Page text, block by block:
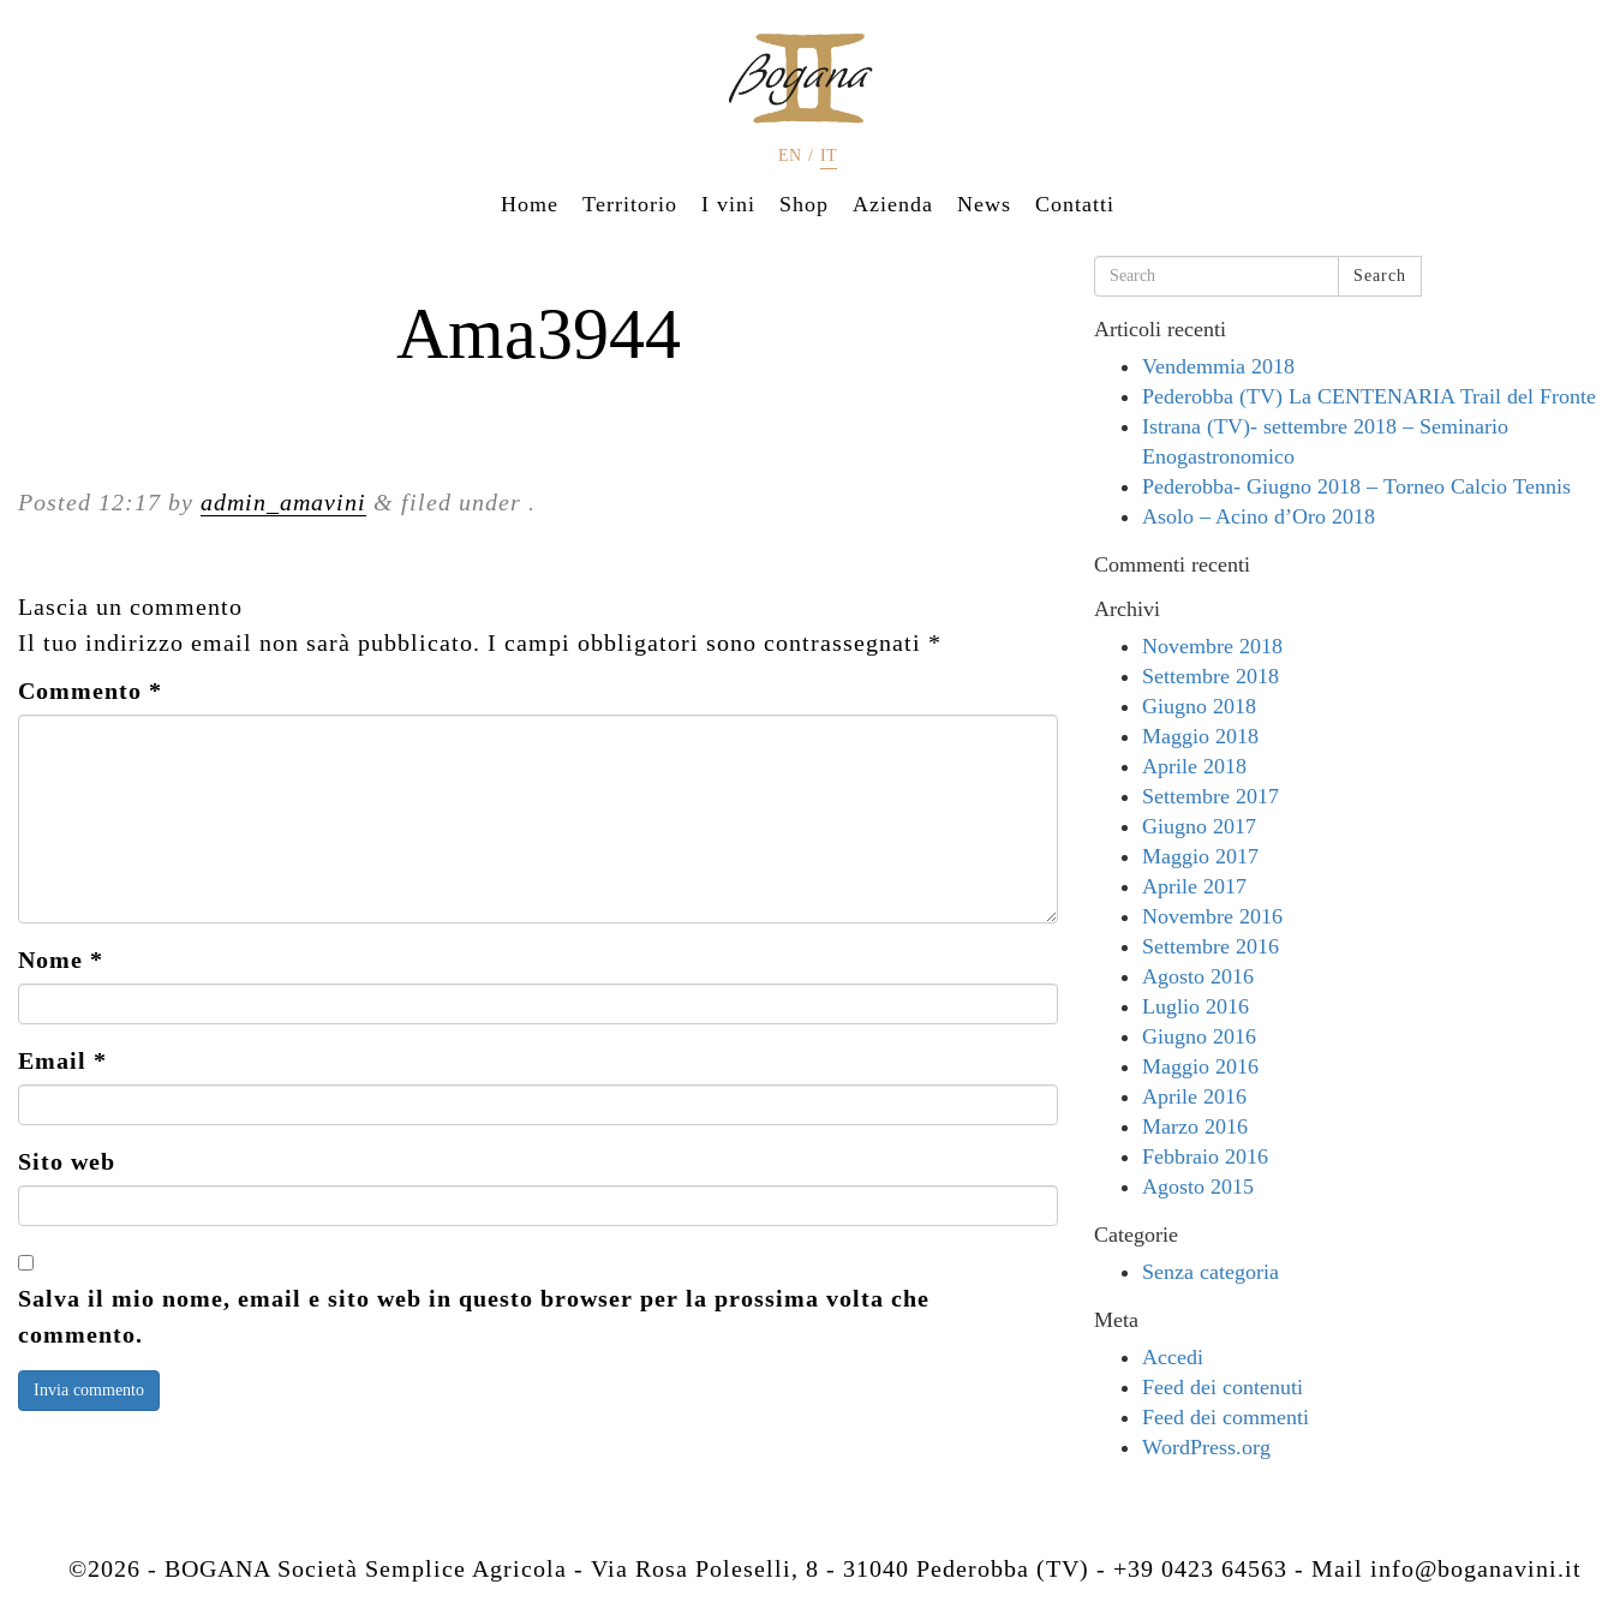
EN / IT
Home Territorio I vini Shop Azienda News Contatti
Ama3944
Posted 12:17 by admin_amavini & filed under .
Lascia un commento
Il tuo indirizzo email non sarà pubblicato. I campi obbligatori sono contrassegnati *
Commento *
Nome *
Email *
Sito web
Salva il mio nome, email e sito web in questo browser per la prossima volta che
commento.
Search
Articoli recenti
Vendemmia 2018
Pederobba (TV) La CENTENARIA Trail del Fronte
Istrana (TV)- settembre 2018 – Seminario
Enogastronomico
Pederobba- Giugno 2018 – Torneo Calcio Tennis
Asolo – Acino d’Oro 2018
Commenti recenti
Archivi
Novembre 2018
Settembre 2018
Giugno 2018
Maggio 2018
Aprile 2018
Settembre 2017
Giugno 2017
Maggio 2017
Aprile 2017
Novembre 2016
Settembre 2016
Agosto 2016
Luglio 2016
Giugno 2016
Maggio 2016
Aprile 2016
Marzo 2016
Febbraio 2016
Agosto 2015
Categorie
Senza categoria
Meta
Accedi
Feed dei contenuti
Feed dei commenti
WordPress.org
©2026 - BOGANA Società Semplice Agricola - Via Rosa Poleselli, 8 - 31040 Pederobba (TV) - +39 0423 64563 - Mail info@boganavini.it